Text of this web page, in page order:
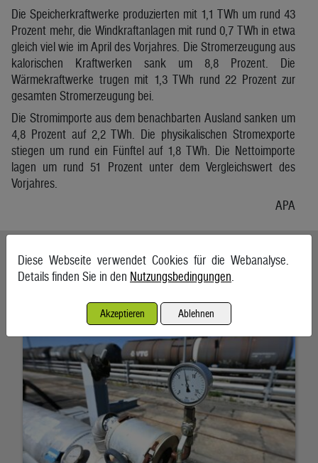
Die Speicherkraftwerke produzierten mit 1,1 TWh um rund 43
Prozent mehr, die Windkraftanlagen mit rund 0,7 TWh in etwa
gleich viel wie im April des Vorjahres. Die Stromerzeugung aus
kalorischen Kraftwerken sank um 8,8 Prozent. Die
Wärmekraftwerke trugen mit 1,3 TWh rund 22 Prozent zur
gesamten Stromerzeugung bei.
Die Stromimporte aus dem benachbarten Ausland sanken um
4,8 Prozent auf 2,2 TWh. Die physikalischen Stromexporte
stiegen um rund ein Fünftel auf 1,8 TWh. Die Nettoimporte
lagen um rund 51 Prozent unter dem Vergleichswert des
Vorjahres.
APA
Ähnliche Artikel weiterlesen
Energieimporte trieben im Mai die Einfuhren an
7. August 2026, Wien
Diese Webseite verwendet Cookies für die Webanalyse.
Details finden Sie in den Nutzungsbedingungen
Akzeptieren Ablehnen